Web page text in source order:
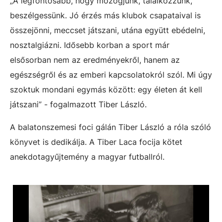
beszélgessünk. Jó érzés más klubok csapataival is
összejönni, meccset játszani, utána együtt ebédelni,
nosztalgiázni. Idősebb korban a sport már
elsősorban nem az eredményekről, hanem az
egészségről és az emberi kapcsolatokról szól. Mi úgy
szoktuk mondani egymás között: egy életen át kell
játszani” - fogalmazott Tiber László.
A balatonszemesi foci gálán Tiber László a róla szóló
könyvet is dedikálja. A Tiber Laca focija kötet
anekdotagyűjtemény a magyar futballról.